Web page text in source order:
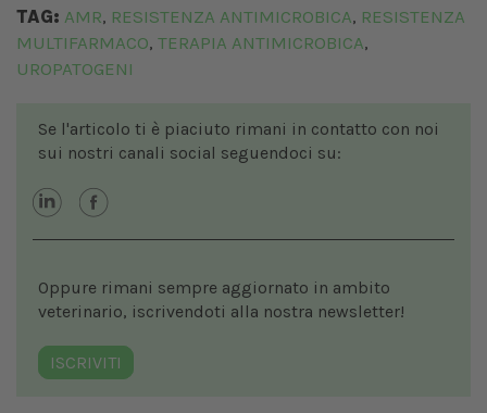
TAG: AMR, RESISTENZA ANTIMICROBICA, RESISTENZA
MULTIFARMACO, TERAPIA ANTIMICROBICA,
UROPATOGENI
Se l'articolo ti è piaciuto rimani in contatto con noi
sui nostri canali social seguendoci su:
Oppure rimani sempre aggiornato in ambito
veterinario, iscrivendoti alla nostra newsletter!
ISCRIVITI